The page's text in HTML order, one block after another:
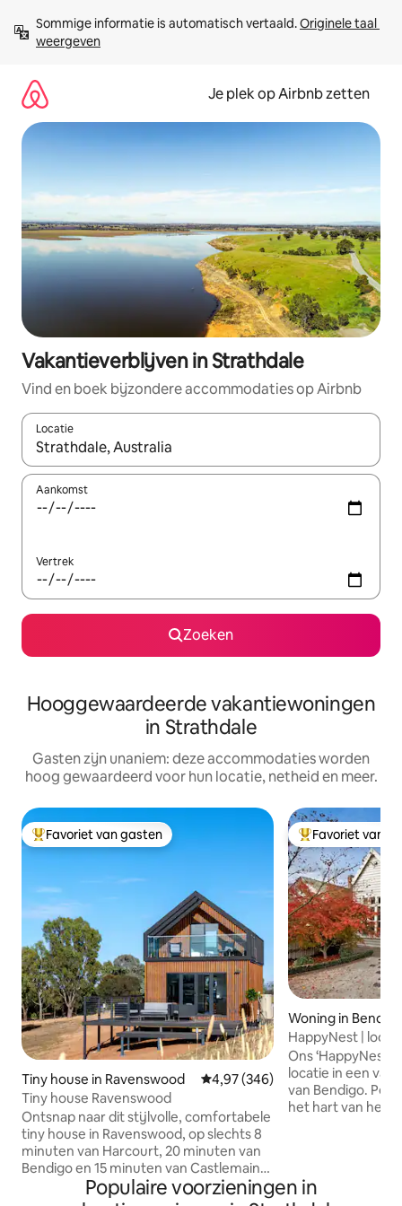
direct
naar
Sommige informatie is automatisch vertaald. Originele taal
weergeven
Je plek op Airbnb zetten
Vakantieverblijven in Strathdale
Vind en boek bijzondere accommodaties op Airbnb
Locatie
Wanneer er resultaten beschikbaar zijn, maak je een keuze
Aankomst
Vertrek
Zoeken
Hooggewaardeerde vakantiewoningen
in Strathdale
Gasten zijn unaniem: deze accommodaties worden
hoog gewaardeerd voor hun locatie, netheid en meer.
Topfavoriet van gasten
Favoriet van gasten
Tiny house in Ravenswood Gemiddelde beoordeling van
4,97 (346)
Tiny house Ravenswood
Ontsnap naar dit stijlvolle, comfortabele
tiny house in Ravenswood, op slechts 8
minuten van Harcourt, 20 minuten van
Bendigo en 15 minuten van Castlemaine.
Omgeven door vredig bushland en
glooiende heuvels, en de thuisbasis van
Topfavoriet van
Favoriet van
Woning in
HappyNest | loop
Ons
locatie in een
van Bendigo.
het hart van het
gerenoveerde
Populaire voorzieningen in